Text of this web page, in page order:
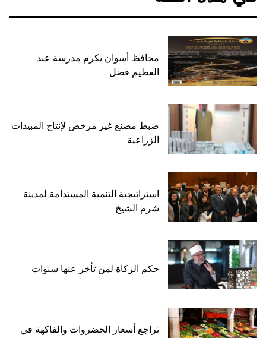
محافظ أسوان يكرم مدرسة عبد
العظيم فضل
ضبط مصنع غير مرخص لإنتاج المبيدات
الزراعية
استراتيجية التنمية المستدامة لمدينة
شرم الشيخ
حكم الزكاة لمن تأخر عنها سنوات
تراجع أسعار الخضروات والفاكهة في